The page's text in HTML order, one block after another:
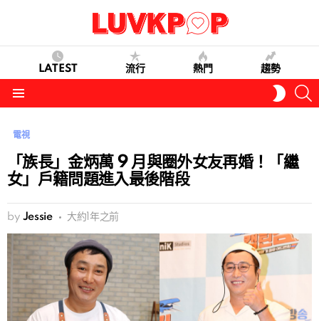
LATEST 流行 熱門 趨勢
SKIN
電視
「族長」金炳萬 9 月與圈外女友再婚！「繼
女」戶籍問題進入最後階段
by Jessie 大約1年之前